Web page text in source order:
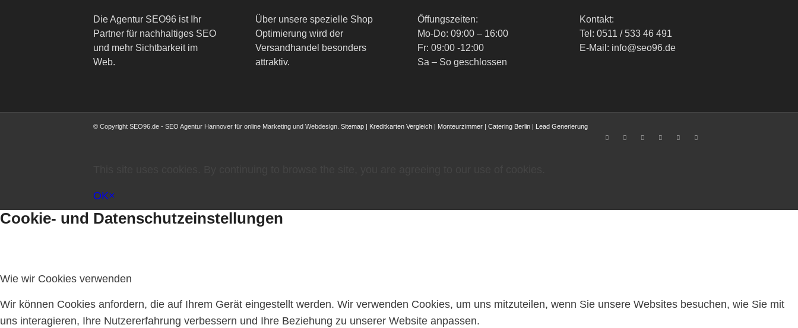
Die Agentur SEO96 ist Ihr
Partner für nachhaltiges SEO
und mehr Sichtbarkeit im
Web.
Über unsere spezielle Shop
Optimierung wird der
Versandhandel besonders
attraktiv.
Öffungszeiten:
Mo-Do: 09:00 – 16:00
Fr: 09:00 -12:00
Sa – So geschlossen
Kontakt:
Tel: 0511 / 533 46 491
E-Mail: info@seo96.de
© Copyright SEO96.de - SEO Agentur Hannover für online Marketing und Webdesign. Sitemap | Kreditkarten Vergleich | Monteurzimmer | Catering Berlin | Lead Generierung
OK×
Cookie- und Datenschutzeinstellungen
Wie wir Cookies verwenden
Wir können Cookies anfordern, die auf Ihrem Gerät eingestellt werden. Wir verwenden Cookies, um uns mitzuteilen, wenn Sie unsere Websites besuchen, wie Sie mit
uns interagieren, Ihre Nutzererfahrung verbessern und Ihre Beziehung zu unserer Website anpassen.